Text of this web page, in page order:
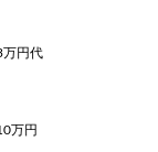
万円代
万円